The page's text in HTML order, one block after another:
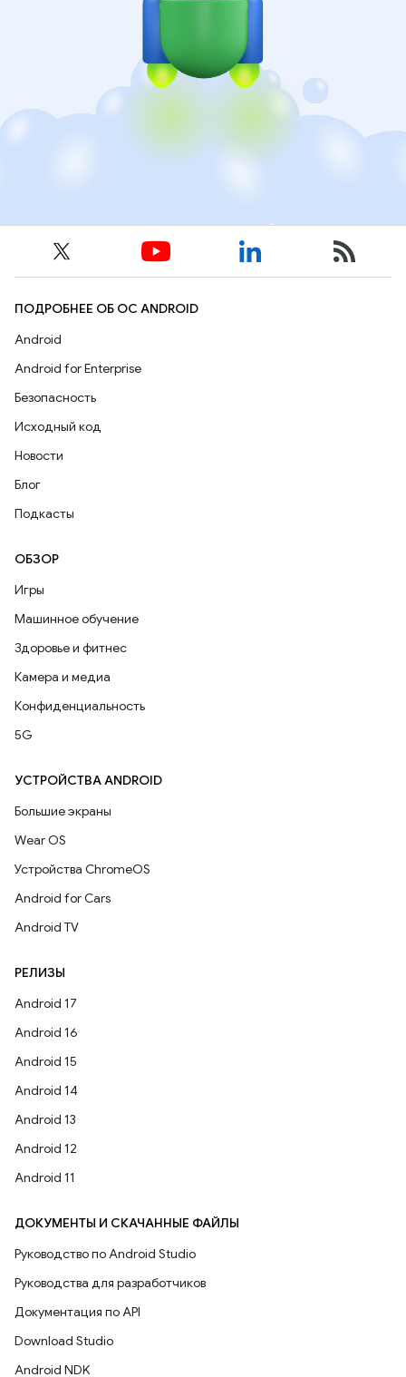
ПОДРОБНЕЕ ОБ ОС ANDROID
Android
Android for Enterprise
Безопасность
Исходный код
Новости
Блог
Подкасты
ОБЗОР
Игры
Машинное обучение
Здоровье и фитнес
Камера и медиа
Конфиденциальность
5G
УСТРОЙСТВА ANDROID
Большие экраны
Wear OS
Устройства ChromeOS
Android for Cars
Android TV
РЕЛИЗЫ
Android 17
Android 16
Android 15
Android 14
Android 13
Android 12
Android 11
ДОКУМЕНТЫ И СКАЧАННЫЕ ФАЙЛЫ
Руководство по Android Studio
Руководства для разработчиков
Документация по API
Download Studio
Android NDK